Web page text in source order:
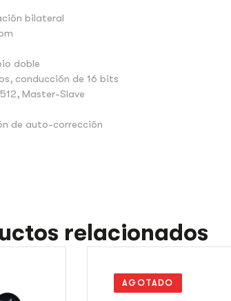
bilateral
doble
conducción de 16 bits
Master-Slave
de auto-corrección
relacionados
AGOTADO